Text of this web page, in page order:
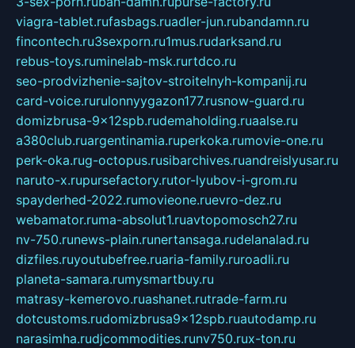
viagra-tablet.rufasbags.ruadler-jun.rubandamn.ru
fincontech.ru3sexporn.ru1mus.rudarksand.ru
rebus-toys.ruminelab-msk.rurtdco.ru
seo-prodvizhenie-sajtov-stroitelnyh-kompanij.ru
card-voice.rurulonnyygazon177.rusnow-guard.ru
domizbrusa-9x12spb.rudemaholding.ruaalse.ru
a380club.ruargentinamia.ruperkoka.rumovie-one.ru
perk-oka.rug-octopus.rusibarchives.ruandreislyusar.ru
naruto-x.rupursefactory.rutor-lyubov-i-grom.ru
spayderhed-2022.rumovieone.ruevro-dez.ru
webamator.ruma-absolut1.ruavtopomosch27.ru
nv-750.runews-plain.runertansaga.rudelanalad.ru
dizfiles.ruyoutubefree.ruaria-family.ruroadli.ru
planeta-samara.rumysmartbuy.ru
matrasy-kemerovo.ruashanet.rutrade-farm.ru
dotcustoms.rudomizbrusa9x12spb.ruautodamp.ru
narasimha.rudjcommodities.runv750.rux-ton.ru